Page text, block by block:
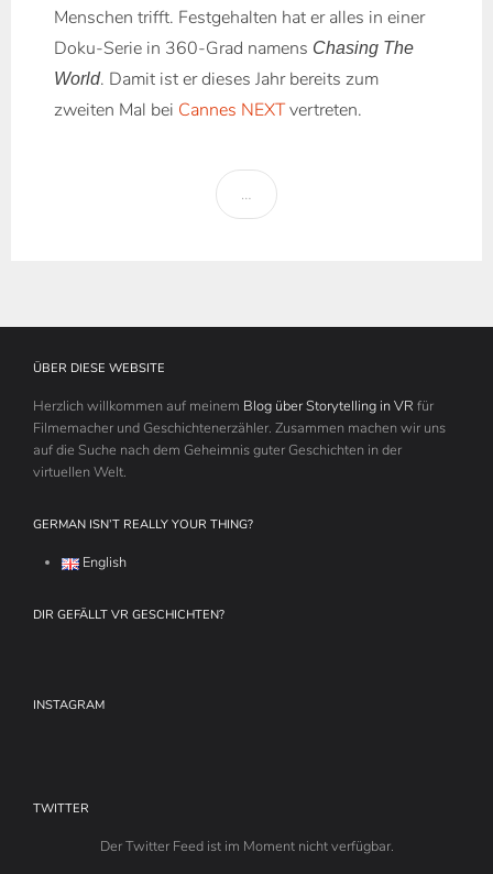
Menschen trifft. Festgehalten hat er alles in einer
Doku-Serie in 360-Grad namens Chasing The
World. Damit ist er dieses Jahr bereits zum
zweiten Mal bei Cannes NEXTvertreten.
…
ÜBER DIESE WEBSITE
Herzlich willkommen auf meinem Blog über Storytelling in VR für
Filmemacher und Geschichtenerzähler. Zusammen machen wir uns
auf die Suche nach dem Geheimnis guter Geschichten in der
virtuellen Welt.
GERMAN ISN’T REALLY YOUR THING?
English
DIR GEFÄLLT VR GESCHICHTEN?
INSTAGRAM
TWITTER
Der Twitter Feed ist im Moment nicht verfügbar.